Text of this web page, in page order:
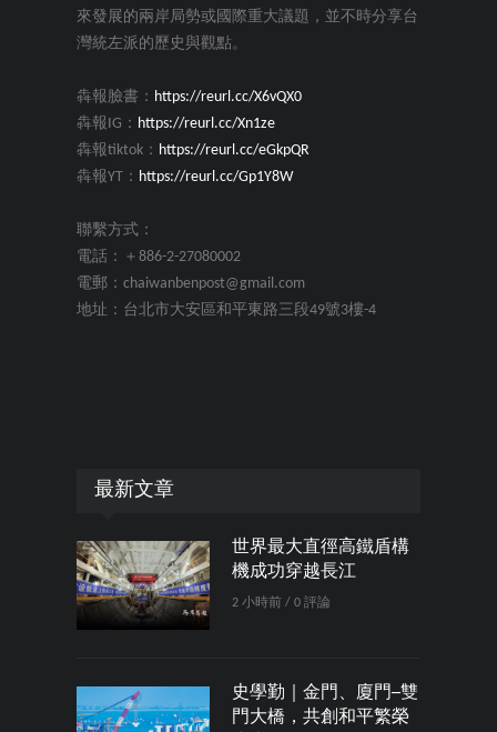
來發展的兩岸局勢或國際重大議題，並不時分享台
灣統左派的歷史與觀點。
犇報臉書： https://reurl.cc/X6vQX0
犇報IG： https://reurl.cc/Xn1ze
犇報tiktok： https://reurl.cc/eGkpQR
犇報YT： https://reurl.cc/Gp1Y8W
聯繫方式：
電話：＋886-2-27080002
電郵：chaiwanbenpost@gmail.com
地址：台北市大安區和平東路三段49號3樓-4
最新文章
世界最大直徑高鐵盾構
機成功穿越長江
2 小時前 / 0 評論
史學勤｜金門、廈門─雙
門大橋，共創和平繁榮